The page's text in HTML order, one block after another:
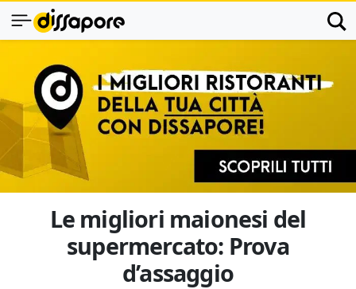
Le migliori maionesi del
supermercato: Prova
d’assaggio